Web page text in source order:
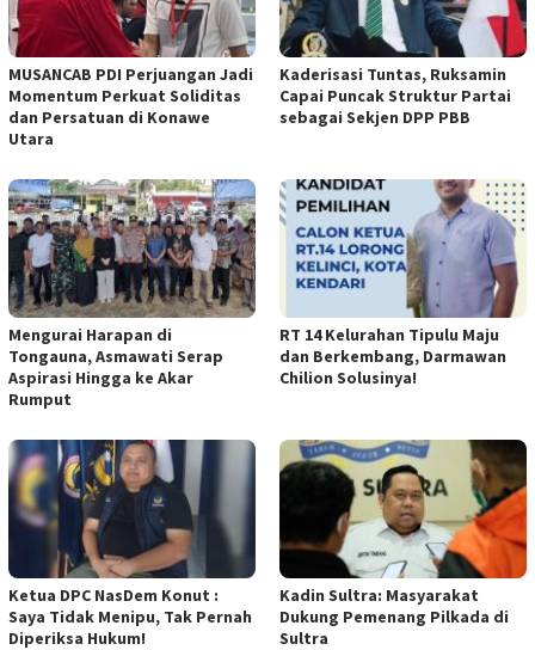
MUSANCAB PDI Perjuangan Jadi
Momentum Perkuat Soliditas
dan Persatuan di Konawe
Utara
Kaderisasi Tuntas, Ruksamin
Capai Puncak Struktur Partai
sebagai Sekjen DPP PBB
Mengurai Harapan di
Tongauna, Asmawati Serap
Aspirasi Hingga ke Akar
Rumput
RT 14 Kelurahan Tipulu Maju
dan Berkembang, Darmawan
Chilion Solusinya!
Ketua DPC NasDem Konut :
Saya Tidak Menipu, Tak Pernah
Diperiksa Hukum!
Kadin Sultra: Masyarakat
Dukung Pemenang Pilkada di
Sultra